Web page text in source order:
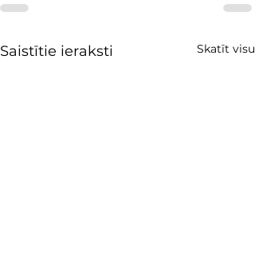
Saistītie ieraksti Skatīt visu